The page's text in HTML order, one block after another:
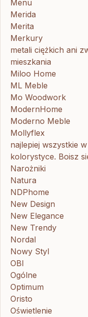
Menu
Merida
Merita
Merkury
metali ciężkich ani
mieszkania
Miloo Home
ML Meble
Mo Woodwork
ModernHome
Moderno Meble
Mollyflex
najlepiej wszystkie
kolorystyce. Boisz
Narożniki
Natura
NDPhome
New Design
New Elegance
New Trendy
Nordal
Nowy Styl
OBI
Ogólne
Optimum
Oristo
Oświetlenie